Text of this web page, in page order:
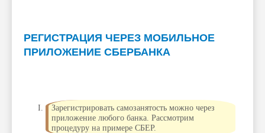
РЕГИСТРАЦИЯ ЧЕРЕЗ МОБИЛЬНОЕ
ПРИЛОЖЕНИЕ СБЕРБАНКА
Зарегистрировать самозанятость можно через
приложение любого банка. Рассмотрим
процедуру на примере СБЕР.